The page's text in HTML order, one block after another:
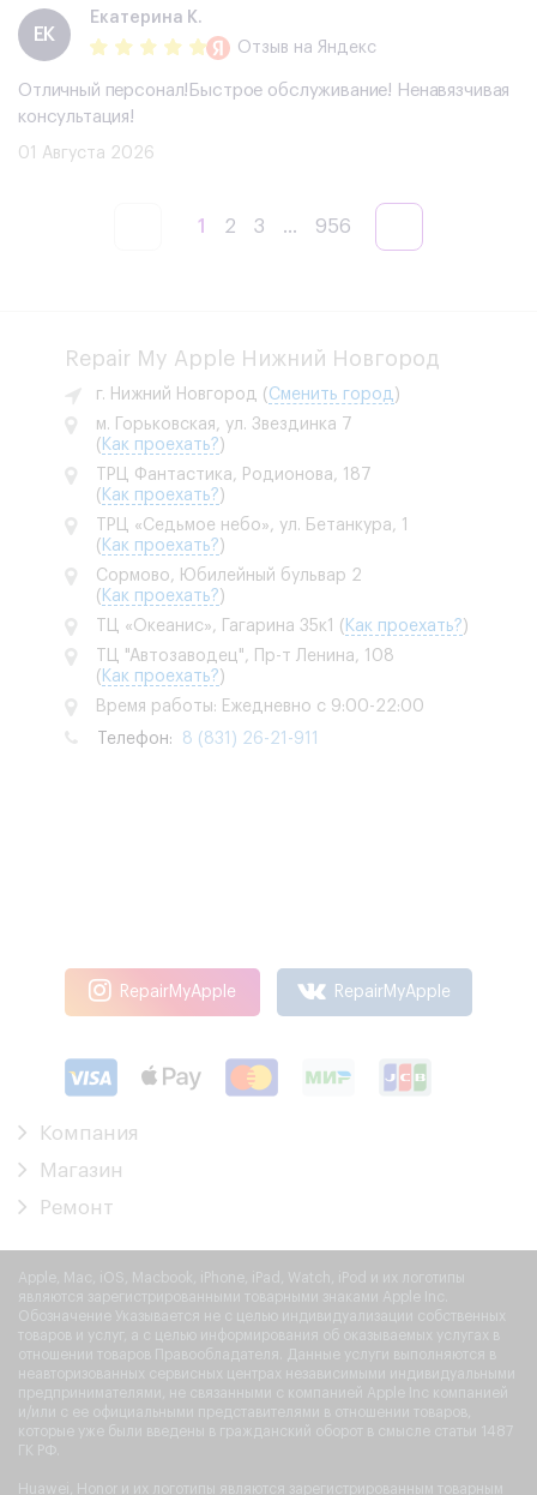
ЕК
Екатерина К.
Отзыв на Яндекс
Отличный персонал!Быстрое обслуживание! Ненавязчивая
консультация!
01 Августа 2026
1 2 3 ... 956
Repair My Apple Нижний Новгород
г. Нижний Новгород ( Сменить город )
м. Горьковская, ул. Звездинка 7
( Как проехать? )
ТРЦ Фантастика, Родионова, 187
( Как проехать? )
ТРЦ «Седьмое небо», ул. Бетанкура, 1
( Как проехать? )
Сормово, Юбилейный бульвар 2
( Как проехать? )
ТЦ «Океанис», Гагарина 35к1
( Как проехать? )
ТЦ "Автозаводец", Пр-т Ленина, 108
( Как проехать? )
Время работы: Ежедневно с 9:00-22:00
Телефон: 8 (831) 26-21-911
RepairMyApple RepairMyApple
Компания
Магазин
Ремонт
Apple, Mac, iOS, Macbook, iPhone, iPad, Watch, iPod и их логотипы
являются зарегистрированными товарными знаками Apple Inc.
Обозначение Указывается не с целью индивидуализации собственных
товаров и услуг, а с целью информирования об оказываемых услугах в
отношении товаров Правообладателя. Данные услуги выполняются в
неавторизованных сервисных центрах независимыми индивидуальными
предпринимателями, не связанными с компанией Apple Inc компанией
и/или с ее официальными представителями в отношении товаров,
которые уже были введены в гражданский оборот в смысле статьи 1487
ГК РФ.
Huawei, Honor и их логотипы являются зарегистрированным товарным